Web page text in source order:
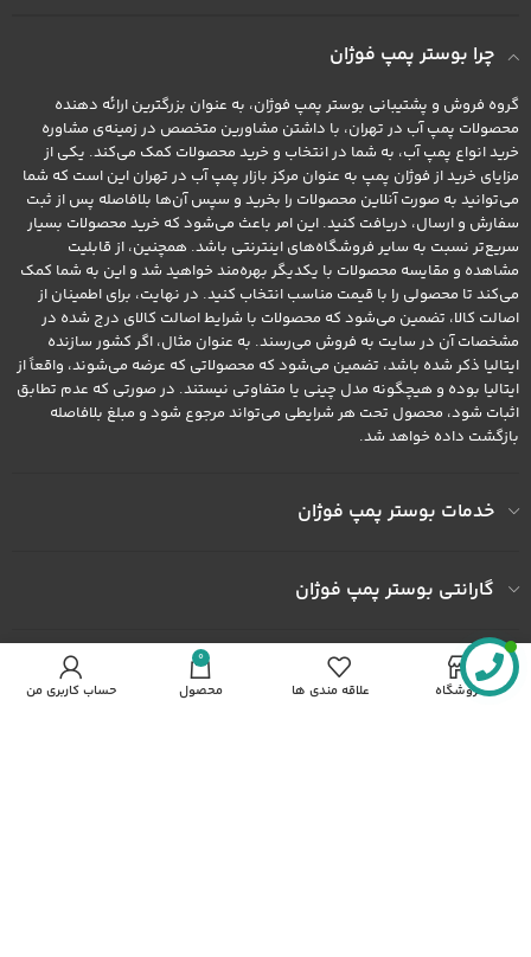
چرا بوستر پمپ فوژان
گروه فروش و پشتیبانی بوستر پمپ فوژان، به عنوان بزرگترین ارائه دهنده
محصولات پمپ آب در تهران، با داشتن مشاورین متخصص در زمینه‌ی مشاوره
خرید انواع پمپ آب، به شما در انتخاب و خرید محصولات کمک می‌کند. یکی از
مزایای خرید از فوژان پمپ به عنوان مرکز بازار پمپ آب در تهران این است که شما
می‌توانید به صورت آنلاین محصولات را بخرید و سپس آن‌ها بلافاصله پس از ثبت
سفارش و ارسال، دریافت کنید. این امر باعث می‌شود که خرید محصولات بسیار
سریع‌تر نسبت به سایر فروشگاه‌های اینترنتی باشد. همچنین، از قابلیت
مشاهده و مقایسه محصولات با یکدیگر بهره‌مند خواهید شد و این به شما کمک
می‌کند تا محصولی را با قیمت مناسب انتخاب کنید. در نهایت، برای اطمینان از
اصالت کالا، تضمین می‌شود که محصولات با شرایط اصالت کالای درج شده در
مشخصات آن در سایت به فروش می‌رسند. به عنوان مثال، اگر کشور سازنده
ایتالیا ذکر شده باشد، تضمین می‌شود که محصولاتی که عرضه می‌شوند، واقعاً از
ایتالیا بوده و هیچگونه مدل چینی یا متفاوتی نیستند. در صورتی که عدم تطابق
اثبات شود، محصول تحت هر شرایطی می‌تواند مرجوع شود و مبلغ بلافاصله
بازگشت داده خواهد شد.
خدمات بوستر پمپ فوژان
گارانتی بوستر پمپ فوژان
به ما اعتماد کنید
فروشگاه علاقه مندی ها
0
محصول حساب کاربری من